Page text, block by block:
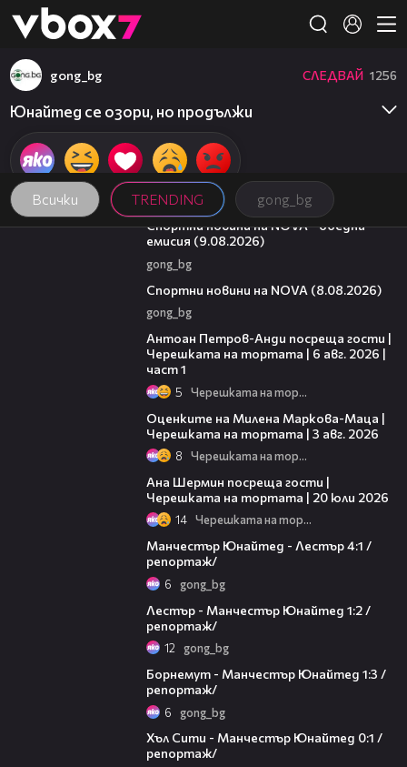
👾
Всички TRENDING gong_bg
gong_bg СЛЕДВАЙ 1256
Юнайтед се озори, но продължи
04:25
Спортни новини на NOVA - обедна
емисия (9.08.2026)
gong_bg
Спортни новини на NOVA (8.08.2026)
gong_bg
Антоан Петров-Анди посреща гости |
Черешката на тортата | 6 авг. 2026 |
част 1
5 Черешката на тортата
Оценките на Милена Маркова-Маца |
Черешката на тортата | 3 авг. 2026
8 Черешката на тортата
Ана Шермин посреща гости |
Черешката на тортата | 20 юли 2026
14 Черешката на тортата
Манчестър Юнайтед - Лестър 4:1 /
репортаж/
6 gong_bg
Лестър - Манчестър Юнайтед 1:2 /
репортаж/
12 gong_bg
Борнемут - Манчестър Юнайтед 1:3 /
репортаж/
6 gong_bg
Хъл Сити - Манчестър Юнайтед 0:1 /
репортаж/